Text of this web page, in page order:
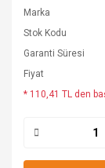
Marka
Stok Kodu
Garanti Süresi
Fiyat
* 110,41 TL den